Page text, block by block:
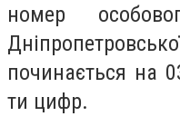
номер
починається на
ти цифр.